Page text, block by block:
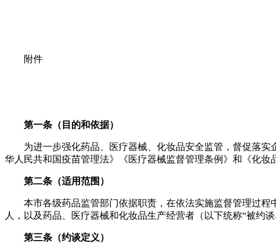
附件
第一条（目的和依据）
为进一步强化药品、医疗器械、化妆品安全监管，督促落
华人民共和国疫苗管理法》《医疗器械监督管理条例》和《化妆
第二条（适用范围）
本市各级药品监管部门依据职责，在依法实施监督管理过
人，以及药品、医疗器械和化妆品生产经营者（以下统称“被约
第三条（约谈定义）